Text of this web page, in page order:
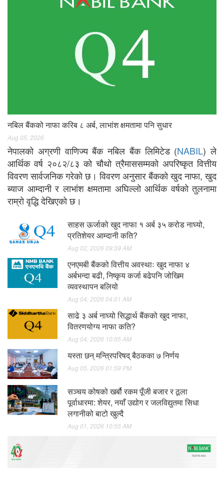
नबिल बैंकको नाफा करिब ८ अर्ब, लाभांश क्षमतामा पनि सुधार
Aug 05, 2026
नेपालको अग्रणी वाणिज्य बैंक नबिल बैंक लिमिटेड (NABIL) ले
आर्थिक वर्ष २०८२/८३ को चौथो त्रैमाससम्मको अपरिष्कृत वित्तीय
विवरण सार्वजनिक गरेको छ। विवरण अनुसार बैंकको खुद नाफा, खुद
ब्याज आम्दानी र लाभांश क्षमतामा अघिल्लो आर्थिक वर्षको तुलनामा
राम्रो वृद्धि देखिएको छ।
साहस ऊर्जाको खुद नाफा १ अर्ब ३५ करोड नाघ्यो,
प्रतिशेयर आम्दानी कति?
Aug 02, 2026 09:39 AM
एनएमबी बैंकको वित्तीय अवस्थाः खुद नाफा ४
अर्बभन्दा बढी, निष्कृय कर्जा बढेपनि जोखिम
व्यवस्थापन बलियो
Aug 04, 2026 04:01 AM
साढे ३ अर्ब नाघ्यो सिद्धार्थ बैंकको खुद नाफा,
वितरणयोग्य नाफा कति?
Aug 04, 2026 10:05 AM
यस्ता छन् मन्त्रिपरिषद् बैठकका ७ निर्णय
Aug 05, 2026 01:59 PM
सञ्चय कोषको खर्बौ रकम पूँजी बजार र ठूला
पूर्वाधारमा: शेयर, नयाँ उद्योग र जलविद्युतमा सिधा
लगानीको बाटो खुल्दै
Aug 01, 2026 10:55 AM